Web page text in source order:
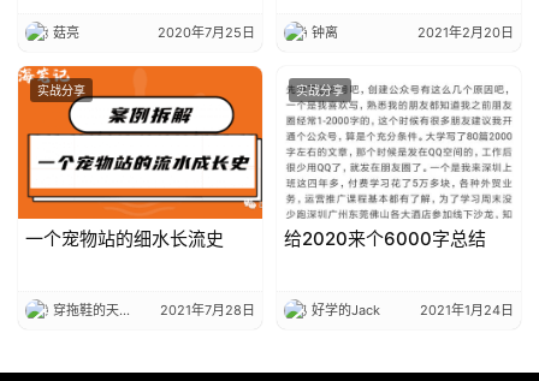
操盘手Club分享精华
菇亮 2020年7月25日 钟离 2021年2月20日
实战分享
一个宠物站的细水长流史
穿拖鞋的天线宝宝 2021年7月28日
实战分享
给2020来个6000字总结
好学的Jack 2021年1月24日